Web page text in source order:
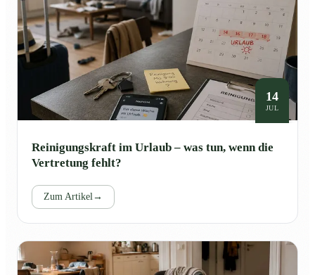
14
JUL
Reinigungskraft im Urlaub – was tun, wenn die
Vertretung fehlt?
Zum Artikel→